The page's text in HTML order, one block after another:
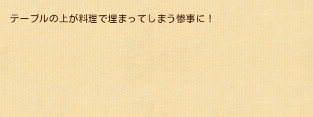
テーブルの上が料理で埋まってしまう惨事に！